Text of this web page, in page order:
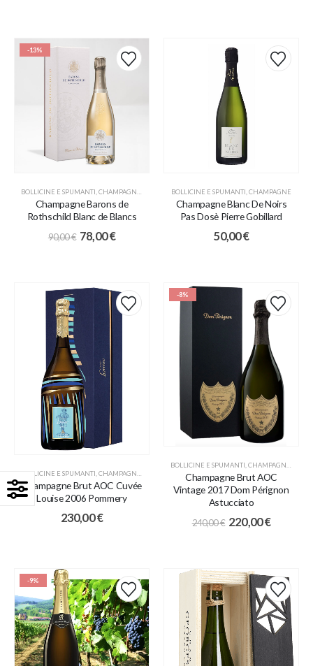
-13%
BOLLICINE E SPUMANTI CHAMPAGNE COFANETTI, IDEE REGALO,PROMO
Champagne Barons de
Rothschild Blanc de Blancs
90,00€ 78,00€
BOLLICINE E SPUMANTI CHAMPAGNE
Champagne Blanc De Noirs
Pas Dosè Pierre Gobillard
50,00€
BOLLICINE E SPUMANTI CHAMPAGNE COLLEZIONE RISERVE STORICHE IDEE REGALO
Champagne Brut AOC Cuvée
Louise 2006 Pommery
230,00€
-8%
BOLLICINE E SPUMANTI CHAMPAGNE
Champagne Brut AOC
Vintage 2017 Dom Pérignon
Astucciato
240,00€ 220,00€
-9%